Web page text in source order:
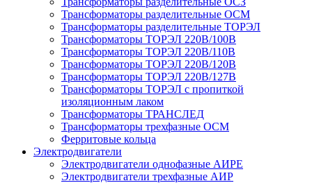
Трансформаторы разделительные ОСМ
Трансформаторы разделительные ТОРЭЛ
Трансформаторы ТОРЭЛ 220В/100В
Трансформаторы ТОРЭЛ 220В/110В
Трансформаторы ТОРЭЛ 220В/120В
Трансформаторы ТОРЭЛ 220В/127В
Трансформаторы ТОРЭЛ с пропиткой
изоляционным лаком
Трансформаторы ТРАНСЛЕД
Трансформаторы трехфазные ОСМ
Ферритовые кольца
Электродвигатели
Электродвигатели однофазные АИРЕ
Электродвигатели трехфазные АИР